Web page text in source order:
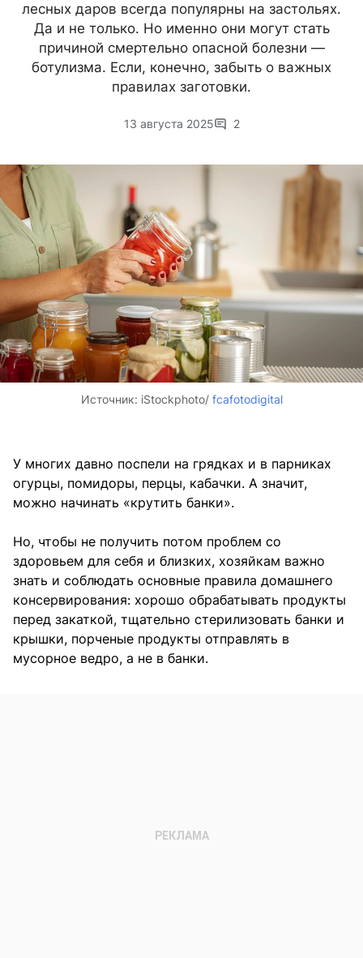
лесных даров всегда популярны на застольях.
Да и не только. Но именно они могут стать
причиной смертельно опасной болезни —
ботулизма. Если, конечно, забыть о важных
правилах заготовки.
13 августа 2025 2
Источник: iStockphoto/ fcafotodigital
У многих давно поспели на грядках и в парниках
огурцы, помидоры, перцы, кабачки. А значит,
можно начинать «крутить банки».
Но, чтобы не получить потом проблем со
здоровьем для себя и близких, хозяйкам важно
знать и соблюдать основные правила домашнего
консервирования: хорошо обрабатывать продукты
перед закаткой, тщательно стерилизовать банки и
крышки, порченые продукты отправлять в
мусорное ведро, а не в банки.